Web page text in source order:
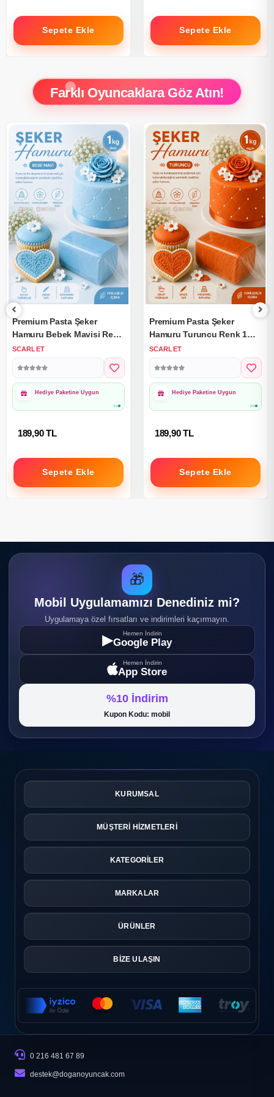
Sepete Ekle Sepete Ekle
Farklı Oyuncaklara Göz Atın!
Premium Pasta Şeker
Hamuru Bebek Mavisi Renk
1 Kg.
SCARLET
1000₺ Üzeri Ücretsiz
Kargo
189,90 TL
Sepete Ekle
Premium Pasta Şeker
Hamuru Turuncu Renk 1
Kg.
SCARLET
1000₺ Üzeri Ücretsiz
Kargo
189,90 TL
Sepete Ekle
🎁
Mobil Uygulamamızı Denediniz mi?
Uygulamaya özel fırsatları ve indirimleri kaçırmayın.
▶ Hemen İndirin
Google Play
Hemen İndirin
App Store
%10 İndirim
Kupon Kodu: mobil
KURUMSAL
MÜŞTERİ HİZMETLERİ
KATEGORİLER
MARKALAR
ÜRÜNLER
BİZE ULAŞIN
0 216 481 67 89
destek@doganoyuncak.com